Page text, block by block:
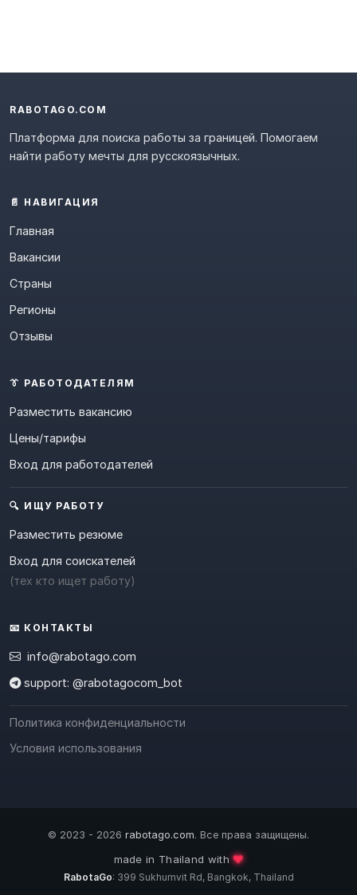
RABOTAGO.COM
Платформа для поиска работы за границей. Помогаем
найти работу мечты для русскоязычных.
📄 НАВИГАЦИЯ
Главная
Вакансии
Страны
Регионы
Отзывы
👔 РАБОТОДАТЕЛЯМ
Разместить вакансию
Цены/тарифы
Вход для работодателей
🔍 ИЩУ РАБОТУ
Разместить резюме
Вход для соискателей
(тех кто ищет работу)
📧 КОНТАКТЫ
info@rabotago.com
support: @rabotagocom_bot
Политика конфиденциальности
Условия использования
© 2023 - 2026 rabotago.com. Все права защищены.
made in Thailand with❤️
RabotaGo: 399 Sukhumvit Rd, Bangkok, Thailand